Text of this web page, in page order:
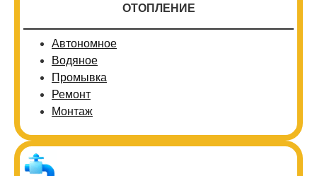
ОТОПЛЕНИЕ
Автономное
Водяное
Промывка
Ремонт
Монтаж